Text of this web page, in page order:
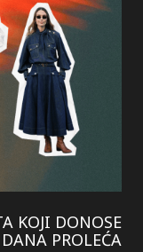
KOJI DONOSE
PROLEĆA